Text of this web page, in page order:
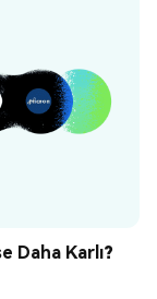
Daha Karlı?